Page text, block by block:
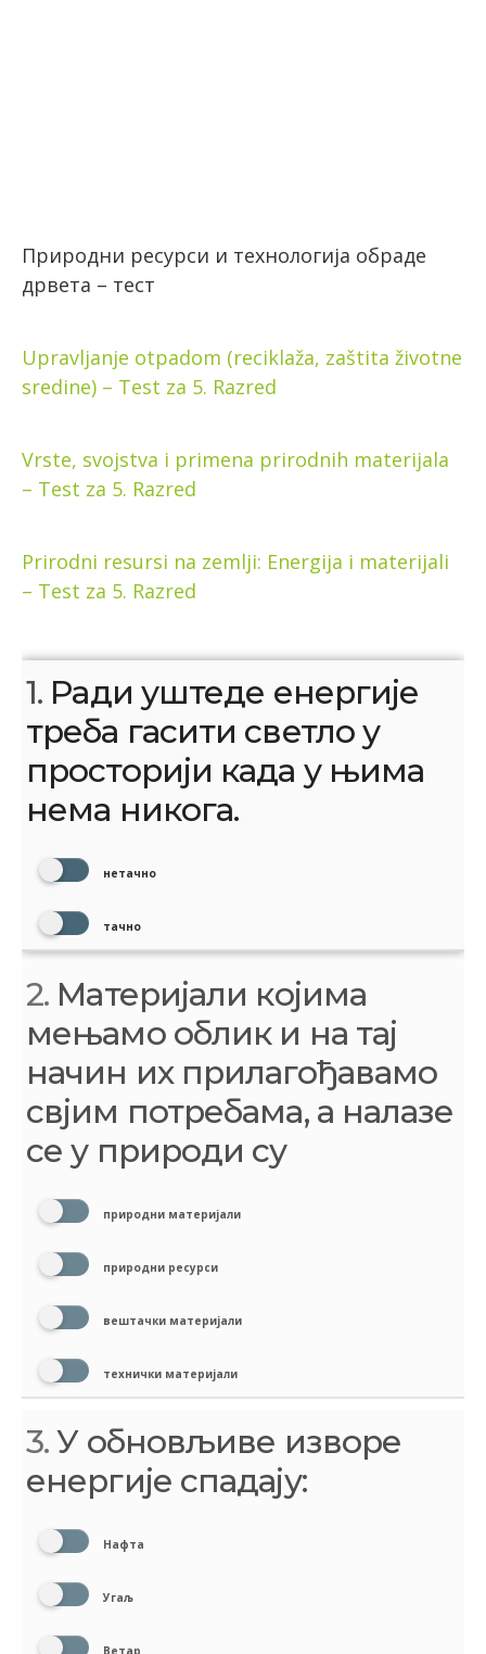
Природни ресурси и технологија обраде
дрвета – тест
Upravljanje otpadom (reciklaža, zaštita životne
sredine) – Test za 5. Razred
Vrste, svojstva i primena prirodnih materijala
– Test za 5. Razred
Prirodni resursi na zemlji: Energija i materijali
– Test za 5. Razred
1. Ради уштеде енергије
треба гасити светло у
просторији када у њима
нема никога.
нетачно
тачно
2. Материјали којима
мењамо облик и на тај
начин их прилагођавамо
свјим потребама, а налазе
се у природи су
природни материјали
природни ресурси
вештачки материјали
технички материјали
3.У обновљиве изворе
енергије спадају:
Нафта
Угаљ
Ветар